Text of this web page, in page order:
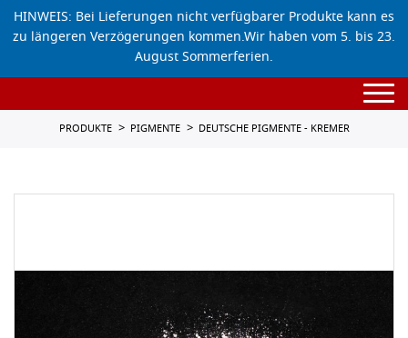
HINWEIS: Bei Lieferungen nicht verfügbarer Produkte kann es
zu längeren Verzögerungen kommen.Wir haben vom 5. bis 23.
August Sommerferien.
PRODUKTE PIGMENTE DEUTSCHE PIGMENTE - KREMER